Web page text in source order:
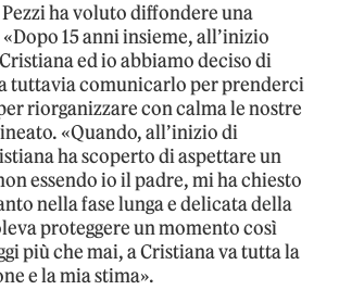
ha voluto diffondere una
15 anni insieme, all’inizio
Cristiana ed io abbiamo deciso di
tuttavia comunicarlo per prenderci
riorganizzare con calma le nostre
«Quando, all’inizio di
ha scoperto di aspettare un
essendo io il padre, mi ha chiesto
nella fase lunga e delicata della
proteggere un momento così
più che mai, a Cristiana va tutta la
e la mia stima».